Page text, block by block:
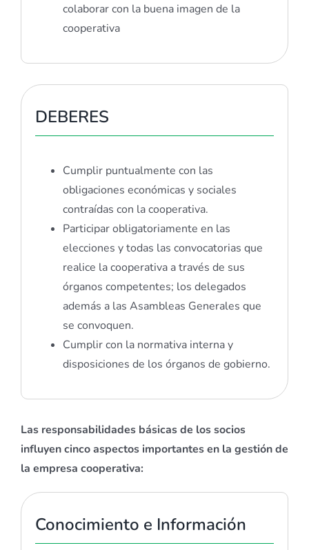
colaborar con la buena imagen de la
cooperativa
DEBERES
Cumplir puntualmente con las
obligaciones económicas y sociales
contraídas con la cooperativa.
Participar obligatoriamente en las
elecciones y todas las convocatorias que
realice la cooperativa a través de sus
órganos competentes; los delegados
además a las Asambleas Generales que
se convoquen.
Cumplir con la normativa interna y
disposiciones de los órganos de gobierno.
Las responsabilidades básicas de los socios
influyen cinco aspectos importantes en la gestión de
la empresa cooperativa:
Conocimiento e Información